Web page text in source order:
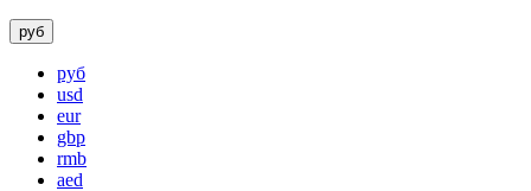
руб
руб
usd
eur
gbp
rmb
aed